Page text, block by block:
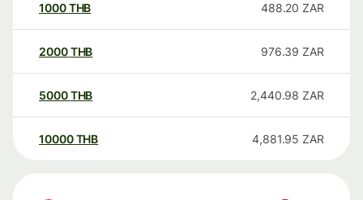
1000THB 488.20 ZAR
2000THB 976.39 ZAR
5000THB 2,440.98 ZAR
10000 THB 4,881.95 ZAR